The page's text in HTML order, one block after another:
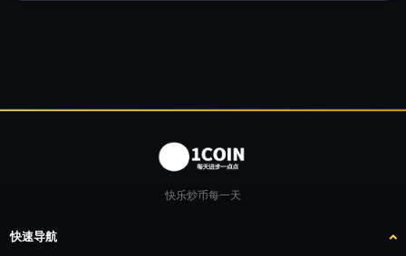
快乐炒币每一天
快速导航